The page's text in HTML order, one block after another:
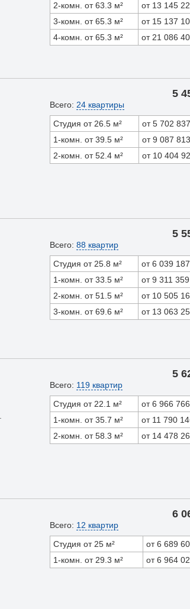
2-комн. от 63.3 м²
от 13 145
3-комн. от 65.3 м²
от 15 137
4-комн. от 65.3 м²
от 21 086
5
Всего: 24 квартиры
Студия от 26.5 м²
от 5 702 837
1-комн. от 39.5 м²
от 9 087 813
2-комн. от 52.4 м²
от 10 404
5
Всего: 88 квартир
Студия от 25.8 м²
от 6 039 187
1-комн. от 33.5 м²
от 9 311 359
2-комн. от 51.5 м²
от 10 505
3-комн. от 69.6 м²
от 13 063
5
Всего: 119 квартир
Студия от 22.1 м²
от 6 966 766
1-комн. от 35.7 м²
от 11 790
2-комн. от 58.3 м²
от 14 478
6
Всего: 12 квартир
Студия от 25 м²
от 6 689
1-комн. от 29.3 м²
от 6 964